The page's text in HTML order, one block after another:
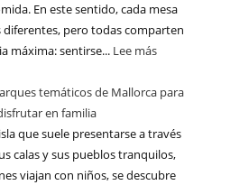
En este sentido, cada mesa
pero todas comparten
máxima: sentirse... Lee más
temáticos de Mallorca para
en familia
que suele presentarse a través
calas y sus pueblos tranquilos,
viajan con niños, se descubre